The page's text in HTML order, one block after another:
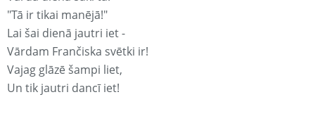
"Tā ir tikai manējā!"
Lai šai dienā jautri iet -
Vārdam Frančiska svētki ir!
Vajag glāzē šampi liet,
Un tik jautri dancī iet!